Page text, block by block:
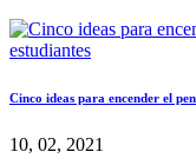
Cinco ideas para encender el
10, 02, 2021